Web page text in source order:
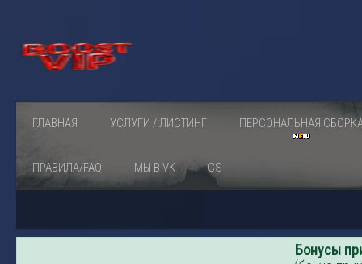
ГЛАВНАЯ УСЛУГИ / ЛИСТИНГ ПЕРСОНАЛЬНАЯ
ПРАВИЛА/FAQ МЫ В VK CS
Бонусы